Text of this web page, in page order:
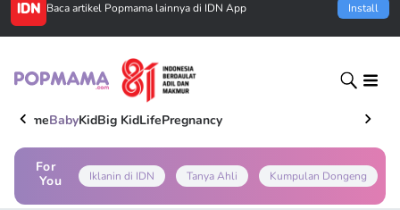
Baca artikel Popmama lainnya di IDN App Install
HomeBabyKidBig KidLifePregnancy
For
You
Iklanin di IDN Tanya Ahli Kumpulan Dongeng